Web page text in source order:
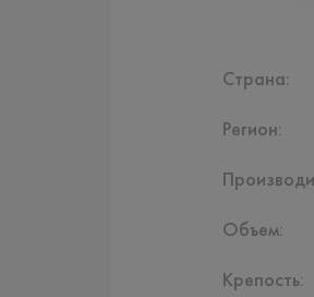
Страна:
Регион:
Объем:
Крепость: